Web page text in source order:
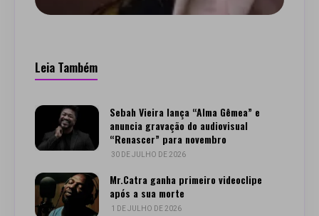
Leia Também
Sebah Vieira lança “Alma Gêmea” e
anuncia gravação do audiovisual
“Renascer” para novembro
30 DE JULHO DE 2026
Mr.Catra ganha primeiro videoclipe
após a sua morte
1 DE JULHO DE 2026